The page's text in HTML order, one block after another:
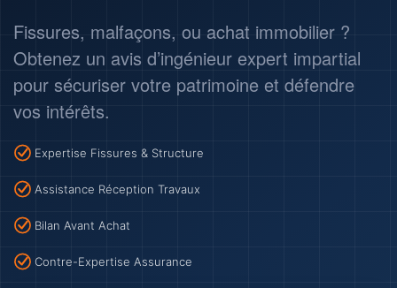
Fissures, malfaçons, ou achat immobilier ?
Obtenez un avis d’ingénieur expert impartial
pour sécuriser votre patrimoine et défendre
vos intérêts.
Expertise Fissures & Structure
Assistance Réception Travaux
Bilan Avant Achat
Contre-Expertise Assurance